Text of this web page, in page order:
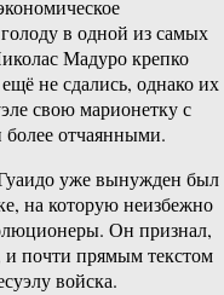
в одной из самых
Мадуро крепко
не сдались, однако их
свою марионетку с
более отчаянными.
уже вынужден был
на которую неизбежно
Он признал,
и почти прямым текстом
войска.